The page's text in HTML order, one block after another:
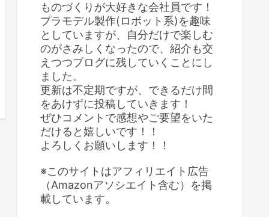
ものづくりが大好きな会社員です！
プラモデル製作(ロボット系)を趣味
としていますが、自分だけで楽しむ
のがさみしくなったので、紹介も交
えつつブログに残していくことにし
ました。
更新は不定期ですが、できるだけ間
をあけずに投稿していきます！
ぜひコメントで感想やご要望をいた
だけると嬉しいです！！
よろしくお願いします！！
※このサイトはアフィリエイト広告
（Amazonアソシエイト含む）を掲
載しています。